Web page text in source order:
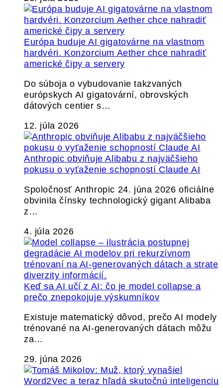
Európa buduje AI gigatovárne na vlastnom
hardvéri. Konzorcium Aether chce nahradiť
americké čipy a servery
Do súboja o vybudovanie takzvaných
európskych AI gigatovární, obrovských
dátových centier s…
12. júla 2026
Anthropic obviňuje Alibabu z najväčšieho
pokusu o vyťaženie schopností Claude AI
Spoločnosť Anthropic 24. júna 2026 oficiálne
obvinila čínsky technologický gigant Alibaba
z…
4. júla 2026
Keď sa AI učí z AI: čo je model collapse a
prečo znepokojuje výskumníkov
Existuje matematický dôvod, prečo AI modely
trénované na AI-generovaných dátach môžu
za…
29. júna 2026